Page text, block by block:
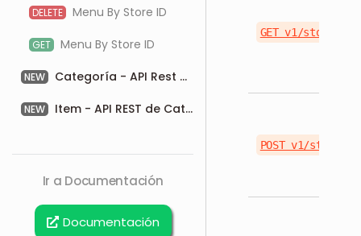
DELETE Menu By Store ID
GET Menu By Store ID
NEW Categoría - API Rest de Catálogo
NEW Item - API REST de Catálogo
Ir a Documentación
Documentación
GET v1/stores/
POST v1/stores/